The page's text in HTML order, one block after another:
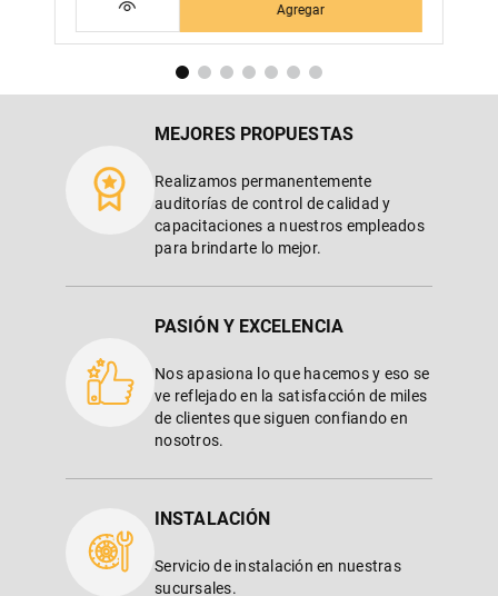
Agregar
MEJORES PROPUESTAS
Realizamos permanentemente
auditorías de control de calidad y
capacitaciones a nuestros empleados
para brindarte lo mejor.
PASIÓN Y EXCELENCIA
Nos apasiona lo que hacemos y eso se
ve reflejado en la satisfacción de miles
de clientes que siguen confiando en
nosotros.
INSTALACIÓN
Servicio de instalación en nuestras
sucursales.